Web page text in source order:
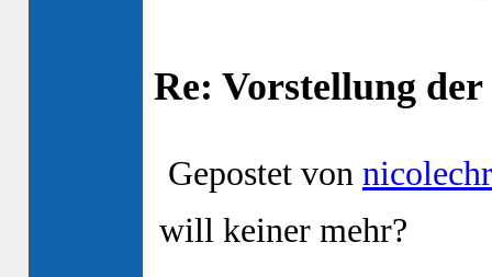
Re: Vorstellung
Gepostet von
will keiner mehr?